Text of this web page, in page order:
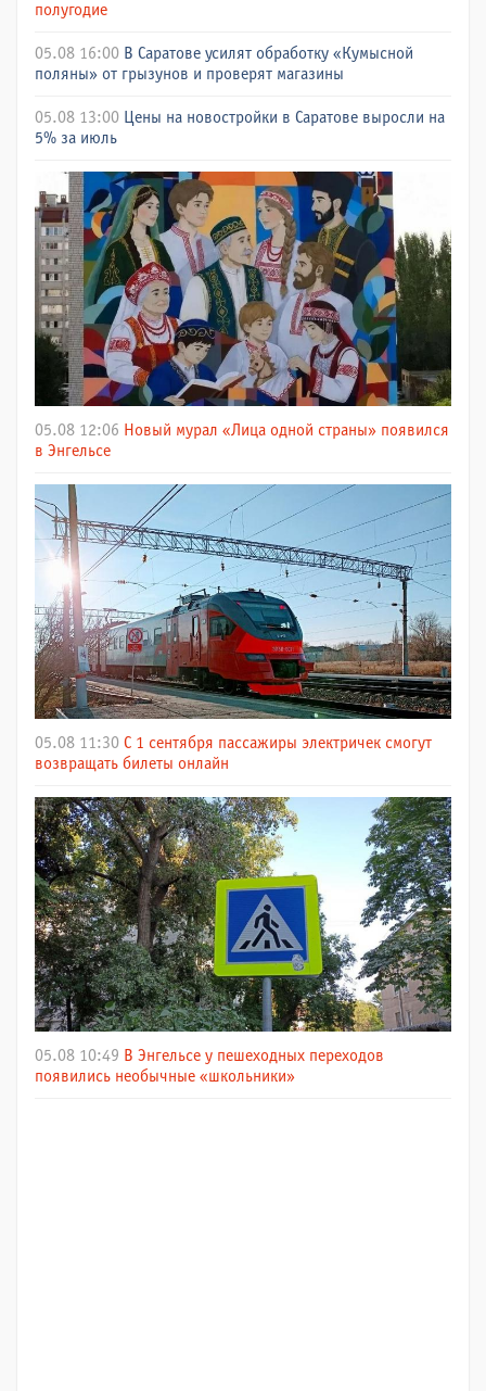
полугодие
05.08 16:00 В Саратове усилят обработку «Кумысной
поляны» от грызунов и проверят магазины
05.08 13:00
Цены на новостройки в Саратове выросли на
5% за июль
05.08 12:06 Новый мурал «Лица одной страны» появился
в Энгельсе
05.08 11:30 С 1 сентября пассажиры электричек смогут
возвращать билеты онлайн
05.08 10:49 В Энгельсе у пешеходных переходов
появились необычные «школьники»